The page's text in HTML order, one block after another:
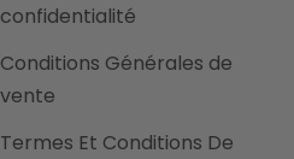
confidentialité
Conditions Générales de
vente
Termes Et Conditions De